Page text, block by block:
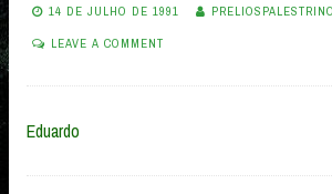
14 DE JULHO DE 1991
LEAVE A COMMENT
Eduardo